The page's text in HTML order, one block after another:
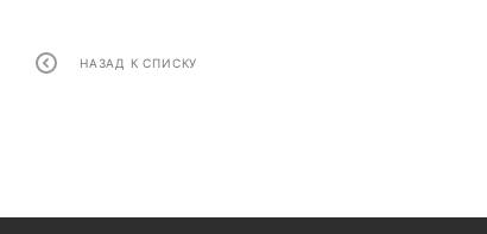
НАЗАД К СПИСКУ